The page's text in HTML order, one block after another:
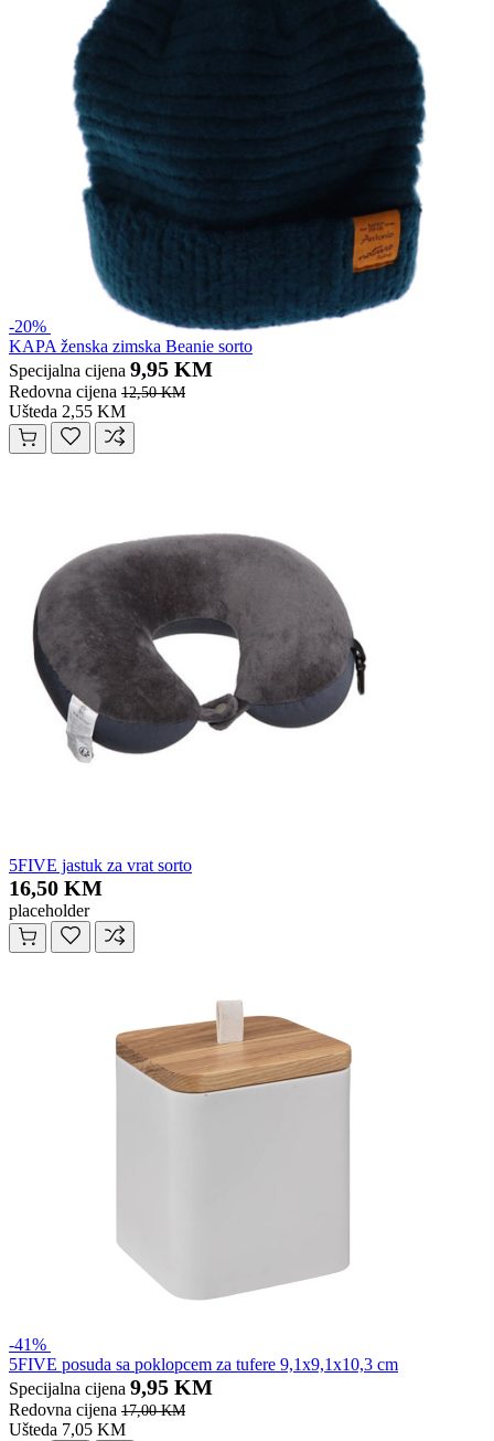
-20%
KAPA ženska zimska Beanie sorto
Specijalna cijena 9,95 KM
Redovna cijena 12,50 KM
Ušteda 2,55 KM
5FIVE jastuk za vrat sorto
16,50 KM
placeholder
-41%
5FIVE posuda sa poklopcem za tufere 9,1x9,1x10,3 cm
Specijalna cijena 9,95 KM
Redovna cijena 17,00 KM
Ušteda 7,05 KM